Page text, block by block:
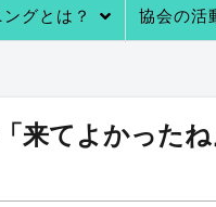
グとは？ 協会の活
来てよかった